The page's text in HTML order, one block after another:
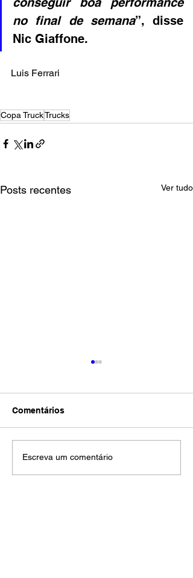
no final de semana”, disse
Nic Giaffone.
Luis Ferrari
Copa TruckTrucks
Posts recentes Ver tudo
Shell encerra a sexta-
Comentários
Escreva um comentário